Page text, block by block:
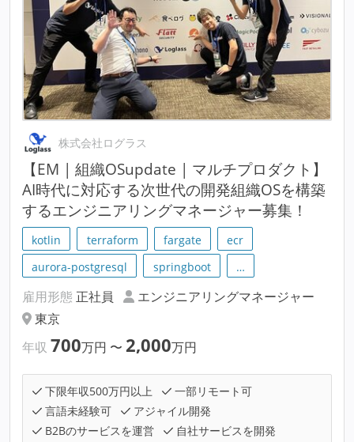
株式会社ログラス
【EM | 組織OSupdate | マルチプロダクト】
AI時代に対応する次世代の開発組織OSを構築
するエンジニアリングマネージャー募集！
kotlin terraform fargate
ecr
aurora-postgresql
springboot …
雇用形態 正社員
エンジニアリングマネージャー
東京
年収 700万円 〜 2,000万円
下限年収500万円以上
一部リモート可
言語未経験可
アジャイル開発
B2Bのサービスを運営
自社サービスを開発